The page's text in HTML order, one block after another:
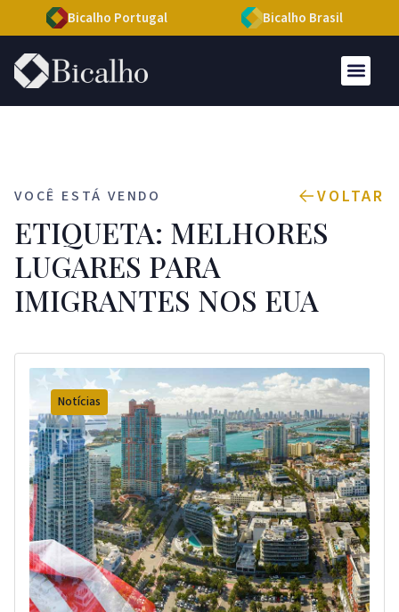
Bicalho Portugal Bicalho Brasil
VOCÊ ESTÁ VENDO VOLTAR
ETIQUETA: MELHORES
LUGARES PARA
IMIGRANTES NOS EUA
Notícias